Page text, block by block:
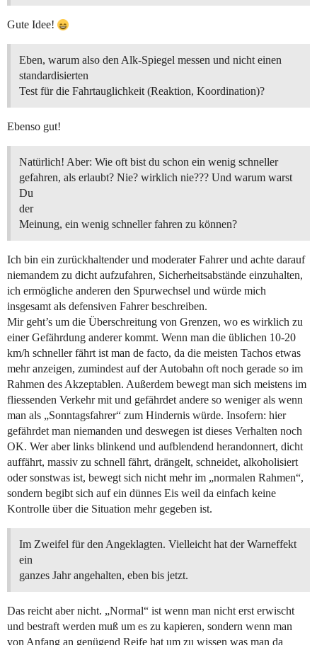
Gute Idee!
Eben, warum also den Alk-Spiegel messen und nicht einen
standardisierten
Test für die Fahrtauglichkeit (Reaktion, Koordination)?
Ebenso gut!
Natürlich! Aber: Wie oft bist du schon ein wenig schneller
gefahren, als erlaubt? Nie? wirklich nie??? Und warum warst
Du
der
Meinung, ein wenig schneller fahren zu können?
Ich bin ein zurückhaltender und moderater Fahrer und achte darauf
niemandem zu dicht aufzufahren, Sicherheitsabstände einzuhalten,
ich ermögliche anderen den Spurwechsel und würde mich
insgesamt als defensiven Fahrer beschreiben.
Mir geht’s um die Überschreitung von Grenzen, wo es wirklich zu
einer Gefährdung anderer kommt. Wenn man die üblichen 10-20
km/h schneller fährt ist man de facto, da die meisten Tachos etwas
mehr anzeigen, zumindest auf der Autobahn oft noch gerade so im
Rahmen des Akzeptablen. Außerdem bewegt man sich meistens im
fliessenden Verkehr mit und gefährdet andere so weniger als wenn
man als „Sonntagsfahrer“ zum Hindernis würde. Insofern: hier
gefährdet man niemanden und deswegen ist dieses Verhalten noch
OK. Wer aber links blinkend und aufblendend herandonnert, dicht
auffährt, massiv zu schnell fährt, drängelt, schneidet, alkoholisiert
oder sonstwas ist, bewegt sich nicht mehr im „normalen Rahmen“,
sondern begibt sich auf ein dünnes Eis weil da einfach keine
Kontrolle über die Situation mehr gegeben ist.
Im Zweifel für den Angeklagten. Vielleicht hat der Warneffekt
ein
ganzes Jahr angehalten, eben bis jetzt.
Das reicht aber nicht. „Normal“ ist wenn man nicht erst erwischt
und bestraft werden muß um es zu kapieren, sondern wenn man
von Anfang an genügend Reife hat um zu wissen was man da